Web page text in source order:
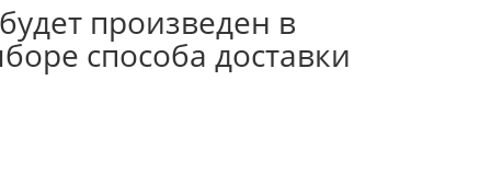
произведен в
способа доставки